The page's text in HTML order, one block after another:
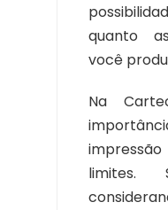
quanto
você
Na